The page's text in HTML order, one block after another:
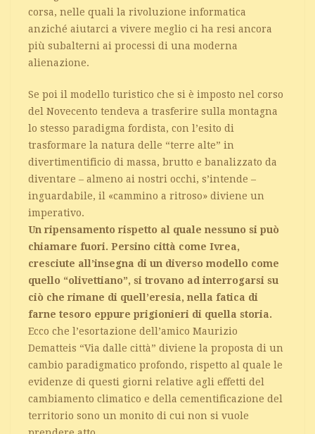
corsa, nelle quali la rivoluzione informatica
anziché aiutarci a vivere meglio ci ha resi ancora
più subalterni ai processi di una moderna
alienazione.
Se poi il modello turistico che si è imposto nel corso
del Novecento tendeva a trasferire sulla montagna
lo stesso paradigma fordista, con l’esito di
trasformare la natura delle “terre alte” in
divertimentificio di massa, brutto e banalizzato da
diventare – almeno ai nostri occhi, s’intende –
inguardabile, il «cammino a ritroso» diviene un
imperativo.
Un ripensamento rispetto al quale nessuno si può
chiamare fuori. Persino città come Ivrea,
cresciute all’insegna di un diverso modello come
quello “olivettiano”, si trovano ad interrogarsi su
ciò che rimane di quell’eresia, nella fatica di
farne tesoro eppure prigionieri di quella storia.
Ecco che l’esortazione dell’amico Maurizio
Dematteis “Via dalle città” diviene la proposta di un
cambio paradigmatico profondo, rispetto al quale le
evidenze di questi giorni relative agli effetti del
cambiamento climatico e della cementificazione del
territorio sono un monito di cui non si vuole